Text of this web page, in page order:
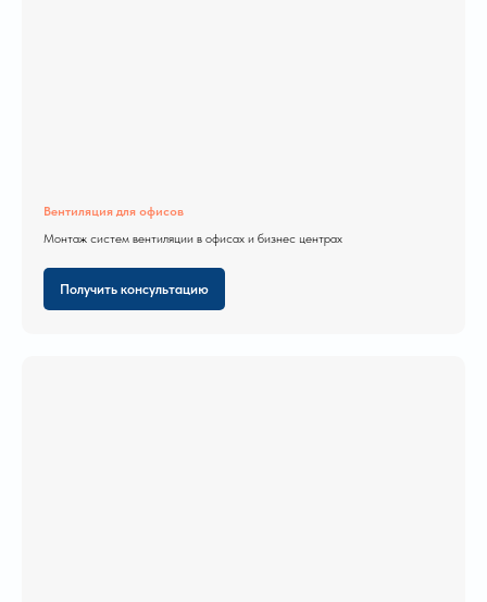
Вентиляция для офисов
Монтаж систем вентиляции в офисах и бизнес центрах
Получить консультацию